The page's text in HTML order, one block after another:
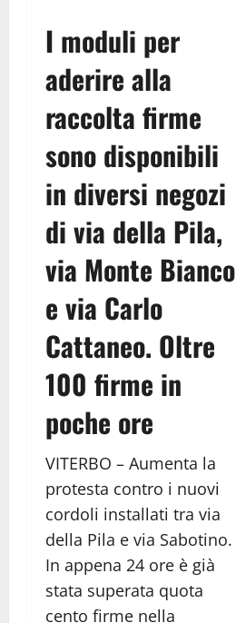
I moduli per
aderire alla
raccolta firme
sono disponibili
in diversi negozi
di via della Pila,
via Monte Bianco
e via Carlo
Cattaneo. Oltre
100 firme in
poche ore
VITERBO – Aumenta la
protesta contro i nuovi
cordoli installati tra via
della Pila e via Sabotino.
In appena 24 ore è già
stata superata quota
cento firme nella